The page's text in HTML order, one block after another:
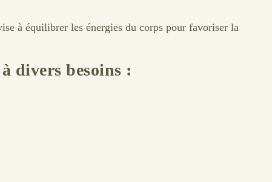
à équilibrer les énergies du corps pour favoriser la
divers besoins :